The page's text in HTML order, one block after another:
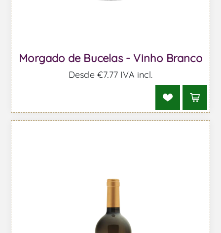
Morgado de Bucelas - Vinho Branco
Desde €7,77 IVA incl.